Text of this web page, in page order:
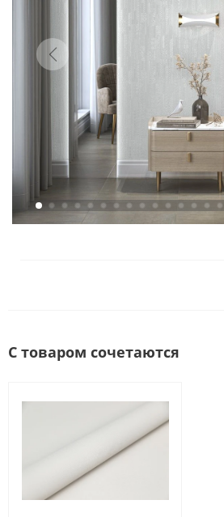
С товаром сочетаются